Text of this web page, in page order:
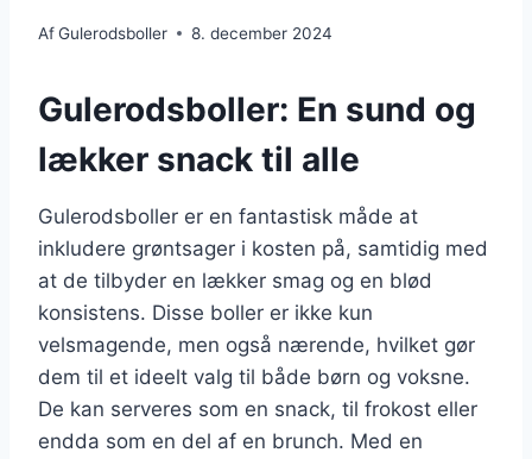
AfGulerodsboller 8. december 2024
Gulerodsboller: En sund og
lækker snack til alle
Gulerodsboller er en fantastisk måde at
inkludere grøntsager i kosten på, samtidig med
at de tilbyder en lækker smag og en blød
konsistens. Disse boller er ikke kun
velsmagende, men også nærende, hvilket gør
dem til et ideelt valg til både børn og voksne.
De kan serveres som en snack, til frokost eller
endda som en del af en brunch. Med en